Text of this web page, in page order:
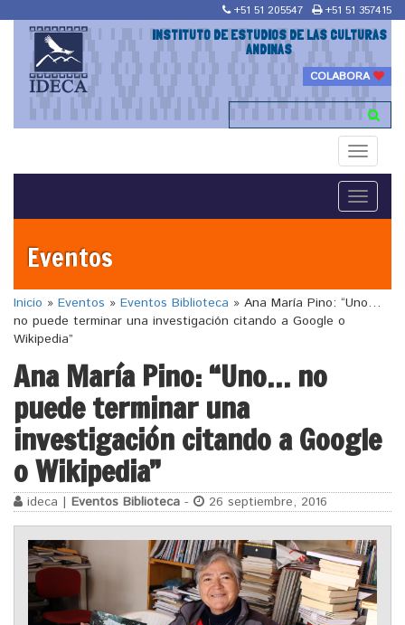
+51 51 205547 +51 51 357415
INSTITUTO DE ESTUDIOS DE LAS CULTURAS
ANDINAS
COLABORA
Toggle
Toggle
Eventos
Inicio » Eventos » Eventos Biblioteca » Ana María Pino: “Uno…
no puede terminar una investigación citando a Google o
Wikipedia”
Ana María Pino: “Uno… no
puede terminar una
investigación citando a Google
o Wikipedia”
ideca | Eventos Biblioteca - 26 septiembre, 2016